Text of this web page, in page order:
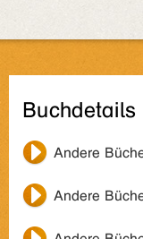
Andere
Andere